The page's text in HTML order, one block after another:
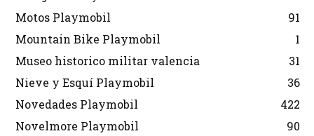
Motos Playmobil
91
Mountain Bike Playmobil
1
Museo historico militar valencia
31
Nieve y Esquí Playmobil
36
Novedades Playmobil
422
Novelmore Playmobil
90